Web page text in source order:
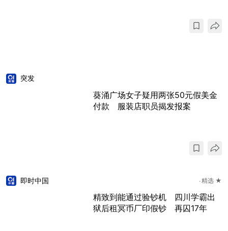
突发
葵涌广场女子疑用两张50元假美金
付款 服装店职员揭发报案
即时中国 精选 ★
精致到能通过验钞机 四川学霸出
狱后租冥币厂印假钞 再囚17年